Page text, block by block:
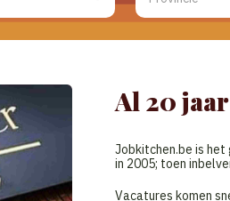
Al 20
Jobkitchen.be is
in 2005; toen
Vacatures komen